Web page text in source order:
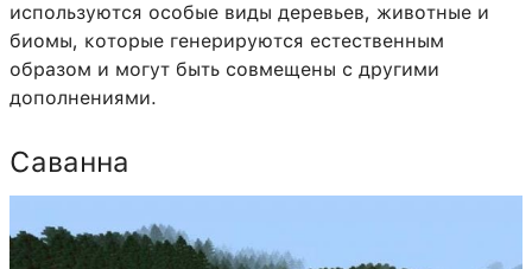
используются особые виды деревьев, животные и
биомы, которые генерируются естественным
образом и могут быть совмещены с другими
дополнениями.
Саванна